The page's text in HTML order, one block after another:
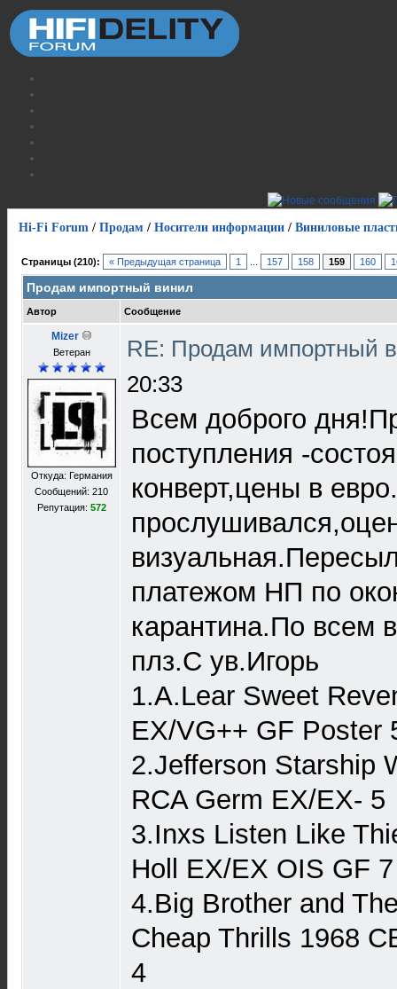
Hi-Fi Forum / Продам / Носители информации / Виниловые
Страницы (210): « Предыдущая страница 1 157 158 159 160
Продам импортный винил
Автор Сообщение
Mizer
Ветеран
Откуда: Германия
Сообщений: 210
Репутация: 572
RE: Продам импортный
20:33
Всем доброго
поступления -
конверт,цены в
платежом НП по
карантина.По всем
плз.С ув.Игорь
1.A.Lear Sweet
EX/VG++ GF Poster
2.Jefferson Starship
RCA Germ EX/EX- 5
3.Inxs Listen Like
Holl EX/EX OIS GF 7
4.Big Brother and
Cheap Thrills 1968
4